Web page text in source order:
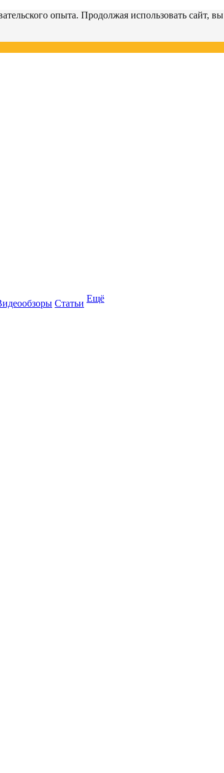
опыта. Продолжая использовать сайт,
Статьи Ещё